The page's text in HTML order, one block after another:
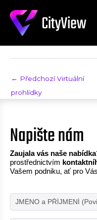
obsah
CityView
MBN
Napsal Tomáš Kůrka
← Předchozí Virtuální
prohlídky
Napište nám
Zaujala vás naše
prostřednictvím
Vašem podniku, ať pro